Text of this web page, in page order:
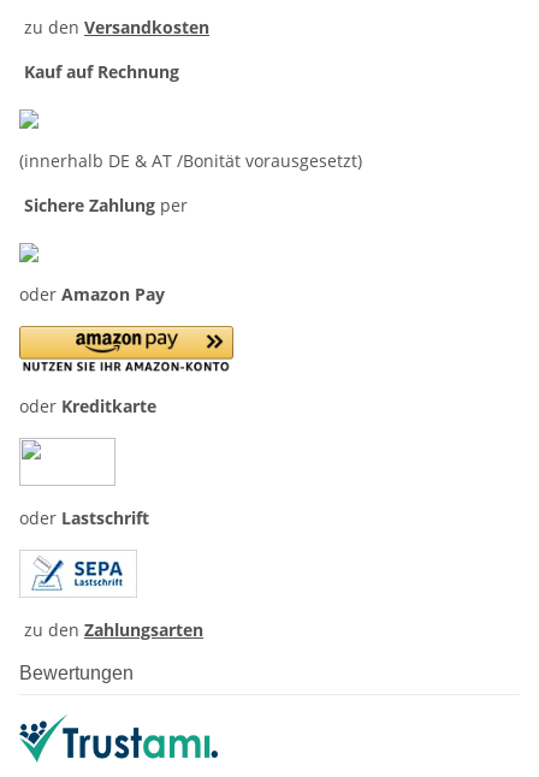
zu den Versandkosten
Kauf auf Rechnung
(innerhalb DE & AT /Bonität vorausgesetzt)
Sichere Zahlung per
oder Amazon Pay
oder Kreditkarte
oder Lastschrift
zu den Zahlungsarten
Bewertungen